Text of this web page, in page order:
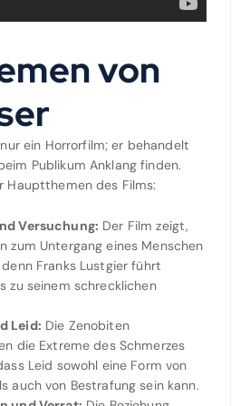
von
ein Horrorfilm; er behandelt
Publikum Anklang finden.
Hauptthemen des Films:
Versuchung: Der Film zeigt,
zum Untergang eines Menschen
Franks Lustgier führt
zu seinem schrecklichen
Leid: Die Zenobiten
die Extreme des Schmerzes
Leid sowohl eine Form von
auch von Bestrafung sein kann.